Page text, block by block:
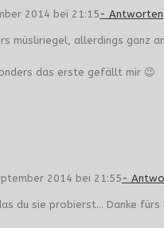
2014 bei 21:15 - Antworten
müsliriegel, allerdings ganz
das erste gefällt mir 😉
2014 bei 21:55 -
du sie probierst… Danke